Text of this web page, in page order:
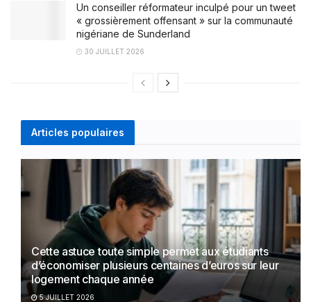
Un conseiller réformateur inculpé pour un tweet
« grossièrement offensant » sur la communauté
nigériane de Sunderland
30 JUILLET 2026
Articles populaires
Cette astuce toute simple permet aux étudiants
d’économiser plusieurs centaines d’euros sur leur
logement chaque année
5 JUILLET 2026